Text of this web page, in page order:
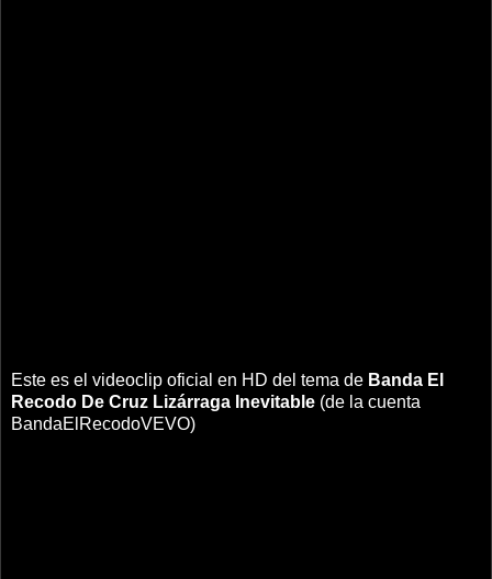
Este es el videoclip oficial en HD del tema de Banda El
Recodo De Cruz Lizárraga Inevitable (de la cuenta
BandaElRecodoVEVO)